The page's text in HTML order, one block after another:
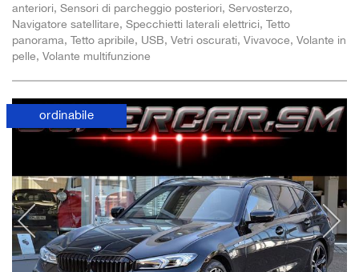
anteriori, Sensori di parcheggio posteriori, Servosterzo,
Navigatore satellitare, Specchietti laterali elettrici, Tetto
panorama, Tetto apribile, USB, Vetri oscurati, Vivavoce, Volante in
pelle, Volante multifunzione
ordinabile